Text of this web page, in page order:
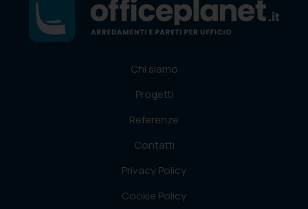
Chi siamo
Progetti
Referenze
Contatti
Privacy Policy
Cookie Policy